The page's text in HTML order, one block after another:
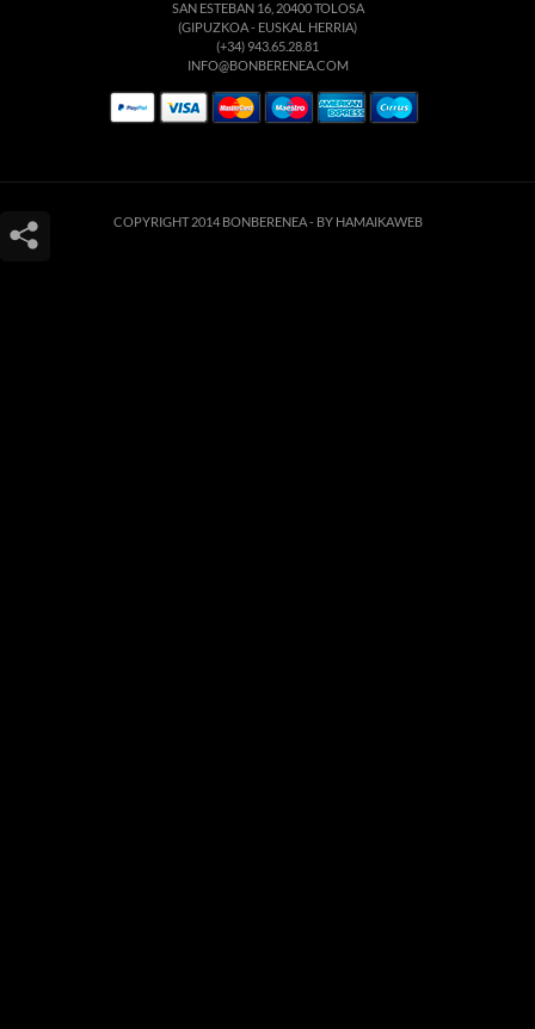
SAN ESTEBAN 16, 20400 TOLOSA
(GIPUZKOA - EUSKAL HERRIA)
(+34) 943.65.28.81
INFO@BONBERENEA.COM
COPYRIGHT 2014 BONBERENEA - BY HAMAIKAWEB